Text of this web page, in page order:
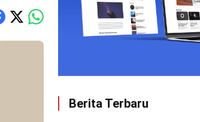
Berita Terbaru